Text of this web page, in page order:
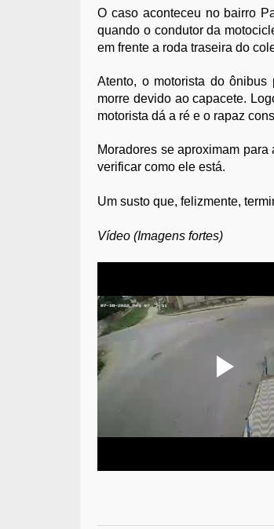
O caso aconteceu no bairro
quando o condutor da
em frente a roda traseira do
Atento, o motorista do
morre devido ao capacete.
motorista dá a ré e o rapaz
Moradores se aproximam
verificar como ele está.
Um susto que, felizmente,
Vídeo (Imagens fortes)